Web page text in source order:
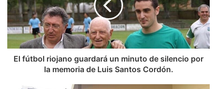
El fútbol riojano guardará un minuto de silencio por
la memoria de Luis Santos Cordón.